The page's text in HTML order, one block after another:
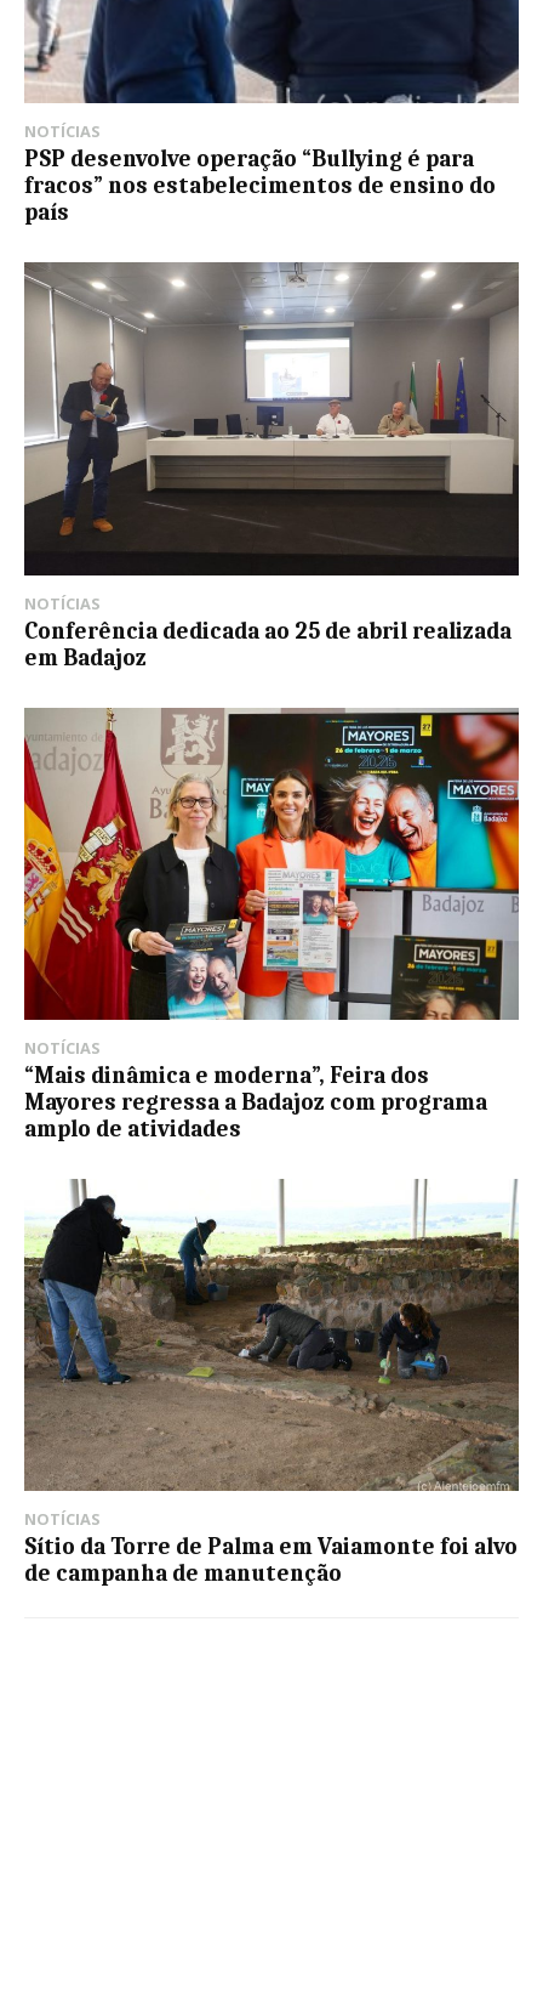
NOTÍCIAS
PSP desenvolve operação “Bullying é para
fracos” nos estabelecimentos de ensino do
país
NOTÍCIAS
Conferência dedicada ao 25 de abril realizada
em Badajoz
NOTÍCIAS
“Mais dinâmica e moderna”, Feira dos
Mayores regressa a Badajoz com programa
amplo de atividades
NOTÍCIAS
Sítio da Torre de Palma em Vaiamonte foi alvo
de campanha de manutenção